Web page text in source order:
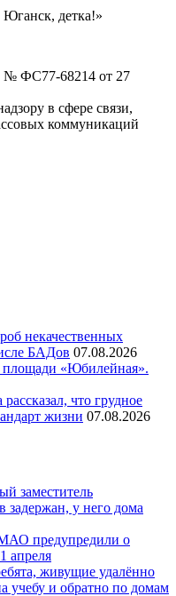
детка!»
ФС77-68214 от 27
в сфере связи,
коммуникаций
некачественных
БАДов 07.08.2026
площади «Юбилейная».
что грудное
жизни 07.08.2026
заместитель
у него дома
предупредили о
апреля
живущие удалённо
учебу и обратно по домам